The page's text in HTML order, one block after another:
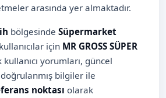
arasında yer almaktadır.
bölgesinde Süpermarket
için MR GROSS SÜPER
kullanıcı yorumları, güncel
bilgiler ile
noktası olarak